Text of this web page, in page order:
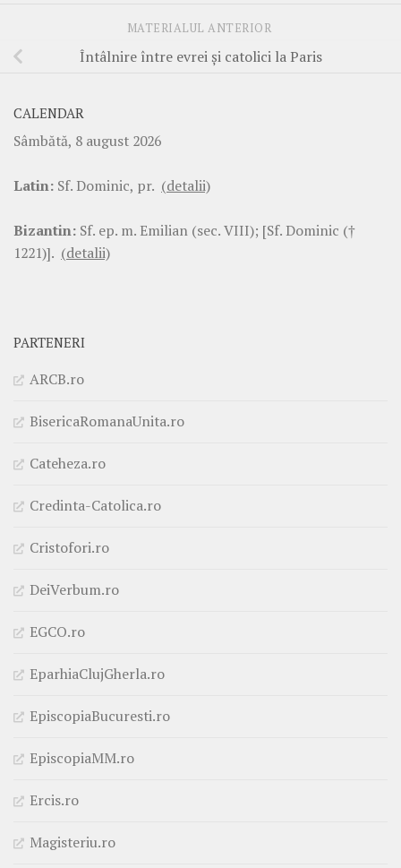
MATERIALUL ANTERIOR
Întâlnire între evrei şi catolici la Paris
CALENDAR
Sâmbătă, 8 august 2026
Latin: Sf. Dominic, pr. (detalii)
Bizantin: Sf. ep. m. Emilian (sec. VIII); [Sf. Dominic (†
1221)]. (detalii)
PARTENERI
ARCB.ro
BisericaRomanaUnita.ro
Cateheza.ro
Credinta-Catolica.ro
Cristofori.ro
DeiVerbum.ro
EGCO.ro
EparhiaClujGherla.ro
EpiscopiaBucuresti.ro
EpiscopiaMM.ro
Ercis.ro
Magisteriu.ro